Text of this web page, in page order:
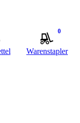
0
Warenstapler